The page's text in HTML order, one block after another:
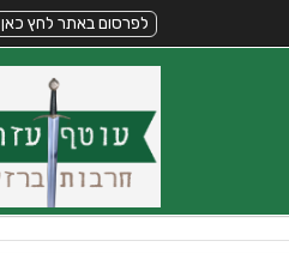
לפרסום באתר לחץ כאן